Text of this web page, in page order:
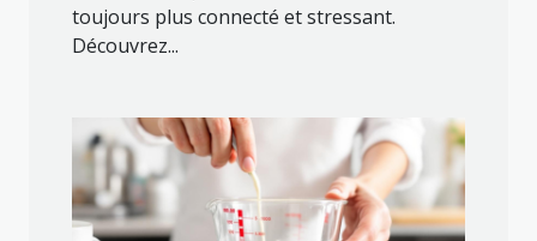
toujours plus connecté et stressant.
Découvrez...